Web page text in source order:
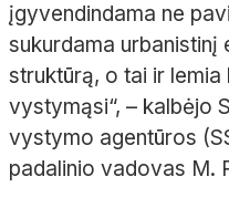
įgyvendindama ne
sukurdama urbanistinį
struktūrą, o tai ir
vystymąsi“, – kalbėjo
vystymo agentūros
padalinio vadovas M.